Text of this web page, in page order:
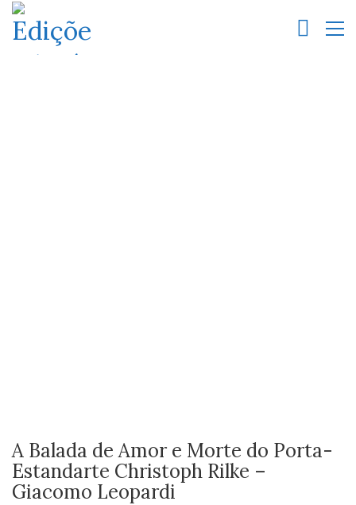
A Balada de Amor e Morte do Porta-
Estandarte Christoph Rilke –
Giacomo Leopardi